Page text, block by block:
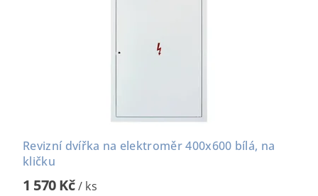
Revizní dvířka na elektroměr 400x600 bílá, na
kličku
1 570 Kč/ ks